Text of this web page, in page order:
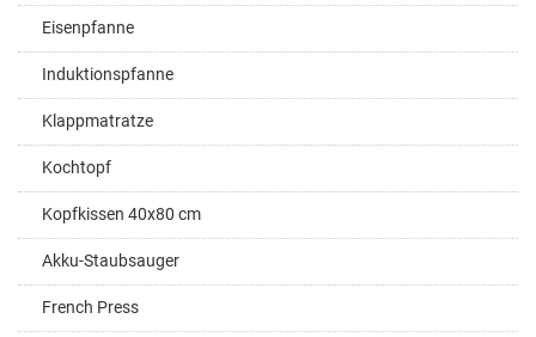
Eisenpfanne
Induktionspfanne
Klappmatratze
Kochtopf
Kopfkissen 40x80 cm
Akku-Staubsauger
French Press